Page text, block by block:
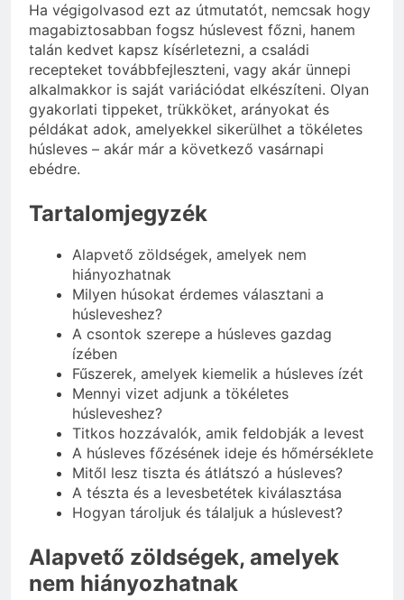
Ha végigolvasod ezt az útmutatót, nemcsak hogy
magabiztosabban fogsz húslevest főzni, hanem
talán kedvet kapsz kísérletezni, a családi
recepteket továbbfejleszteni, vagy akár ünnepi
alkalmakkor is saját variációdat elkészíteni. Olyan
gyakorlati tippeket, trükköket, arányokat és
példákat adok, amelyekkel sikerülhet a tökéletes
húsleves – akár már a következő vasárnapi
ebédre.
Tartalomjegyzék
Alapvető zöldségek, amelyek nem
hiányozhatnak
Milyen húsokat érdemes választani a
húsleveshez?
A csontok szerepe a húsleves gazdag
ízében
Fűszerek, amelyek kiemelik a húsleves ízét
Mennyi vizet adjunk a tökéletes
húsleveshez?
Titkos hozzávalók, amik feldobják a levest
A húsleves főzésének ideje és hőmérséklete
Mitől lesz tiszta és átlátszó a húsleves?
A tészta és a levesbetétek kiválasztása
Hogyan tároljuk és tálaljuk a húslevest?
Alapvető zöldségek, amelyek
nem hiányozhatnak